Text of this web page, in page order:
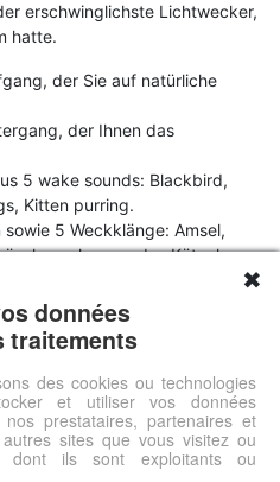
erschwinglichste Lichtwecker,
hatte.
der Sie auf natürliche
der Ihnen das
5 wake sounds: Blackbird,
Kitten purring.
5 Weckklänge: Amsel,
schnurrendes Kätzchen.
grün, rot, blau, rosa, orange,
✖
données
traitements
des cookies ou technologies
et utiliser vos données
prestataires, partenaires et
sites que vous visitez ou
dont ils sont exploitants ou